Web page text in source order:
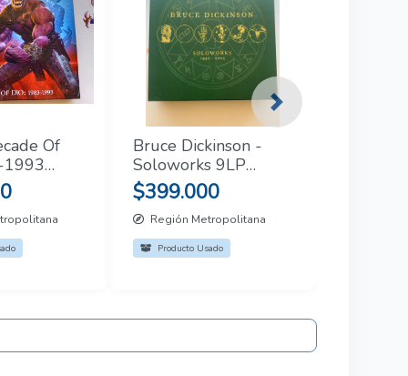
Of
1993
7'', 180
)
Bruce Dickinson -
Soloworks 9LP
Perfecto Estado
$399.000
Región Metropolitana
Producto Usado
Next